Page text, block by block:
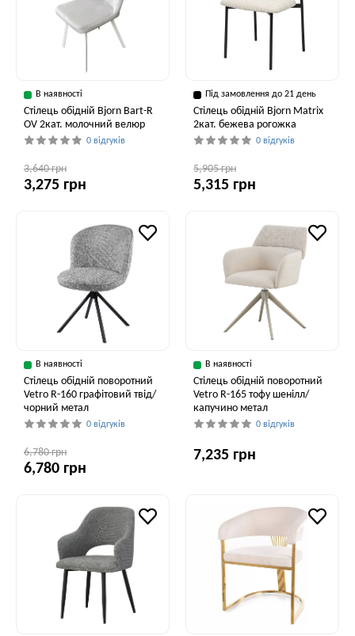
В наявності
Стілець обідній Bjorn Bart-R
OV 2кат. молочний велюр
0 відгуків
3,640 грн
3,275 грн
Під замовлення до 21 день
Стілець обідній Bjorn Matrix
2кат. бежева рогожка
0 відгуків
5,905 грн
5,315 грн
В наявності
Стілець обідній поворотний
Vetro R-160 графітовий твід/
чорний метал
0 відгуків
6,780 грн
6,780 грн
В наявності
Стілець обідній поворотний
Vetro R-165 тофу шенілл/
капучино метал
0 відгуків
7,235 грн